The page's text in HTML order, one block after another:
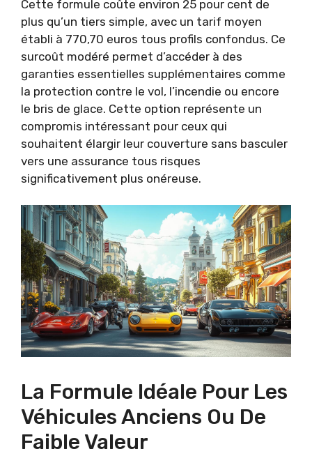
Cette formule coûte environ 25 pour cent de
plus qu’un tiers simple, avec un tarif moyen
établi à 770,70 euros tous profils confondus. Ce
surcoût modéré permet d’accéder à des
garanties essentielles supplémentaires comme
la protection contre le vol, l’incendie ou encore
le bris de glace. Cette option représente un
compromis intéressant pour ceux qui
souhaitent élargir leur couverture sans basculer
vers une assurance tous risques
significativement plus onéreuse.
La Formule Idéale Pour Les
Véhicules Anciens Ou De
Faible Valeur